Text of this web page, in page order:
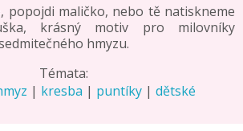
popojdi maličko, nebo tě natiskneme
krásný motiv pro milovníky
hmyzu.
Témata:
| kresba | puntíky| dětské